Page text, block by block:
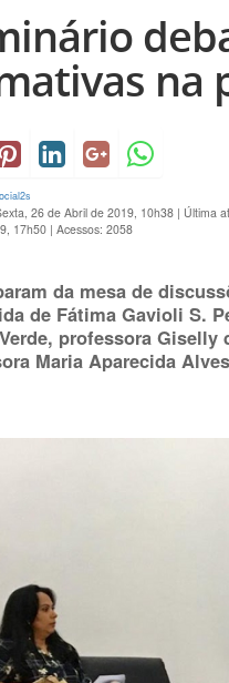
na
26 de Abril de 2019, 10h38 | Última
17h50 | Acessos: 2058
da mesa de
de Fátima Gavioli S.
professora
Maria Aparecida